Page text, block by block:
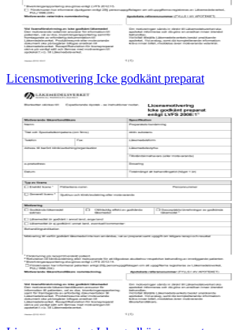
Licensmotivering Icke godkänt preparat